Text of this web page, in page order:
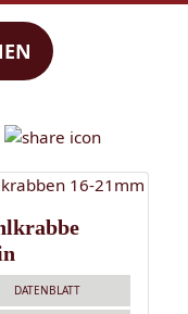
DATENBLATT